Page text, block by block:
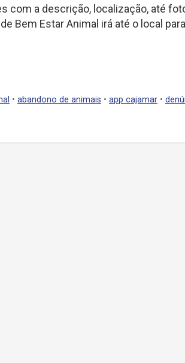
com a descrição, localização, até
Bem Estar Animal irá até o local
• abandono de animais • app cajamar •